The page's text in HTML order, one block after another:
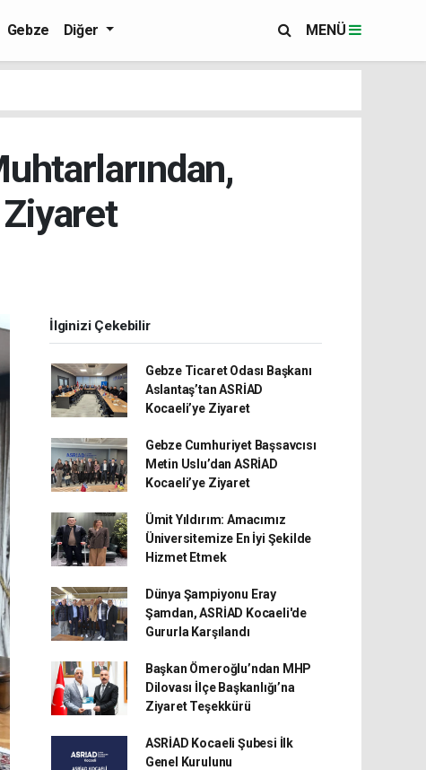
Gebze Diğer MENÜ
İlginizi Çekebilir
Gebze Ticaret Odası Başkanı
Aslantaş’tan ASRİAD
Kocaeli’ye Ziyaret
Gebze Cumhuriyet Başsavcısı
Metin Uslu’dan ASRİAD
Kocaeli’ye Ziyaret
Ümit Yıldırım: Amacımız
Üniversitemize En İyi Şekilde
Hizmet Etmek
Dünya Şampiyonu Eray
Şamdan, ASRİAD Kocaeli'de
Gururla Karşılandı
Başkan Ömeroğlu’ndan MHP
Dilovası İlçe Başkanlığı’na
Ziyaret Teşekkürü
ASRİAD Kocaeli Şubesi İlk
Genel Kurulunu